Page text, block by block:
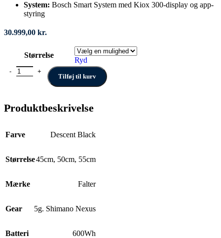
System: Bosch Smart System med Kiox 300-display og app-
styring
30.999,00 kr.
Størrelse
Ryd
FALTER E 9.4 SE RT antal
Tilføj til kurv
Produktbeskrivelse
Farve Descent Black
Størrelse45cm, 50cm, 55cm
Mærke Falter
Gear 5g. Shimano Nexus
Batteri 600Wh